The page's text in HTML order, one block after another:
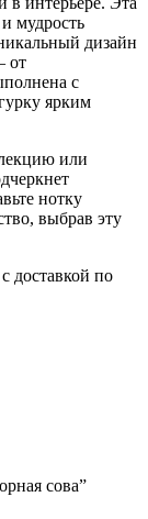
мудрость
дизайн
от
с
ярким
или
нотку
выбрав эту
доставкой по
сова”